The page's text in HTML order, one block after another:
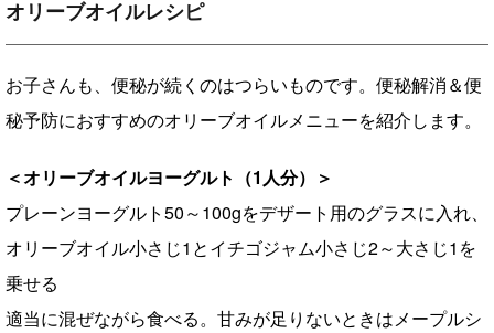
オリーブオイルレシピ
お子さんも、便秘が続くのはつらいものです。便秘解消＆便
秘予防におすすめのオリーブオイルメニューを紹介します。
＜オリーブオイルヨーグルト（1人分）＞
プレーンヨーグルト50～100gをデザート用のグラスに入れ、
オリーブオイル小さじ1とイチゴジャム小さじ2～大さじ1を
乗せる
適当に混ぜながら食べる。甘みが足りないときはメープルシ